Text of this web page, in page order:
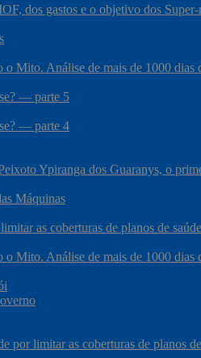
dos gastos e o objetivo dos
o Mito. Análise de mais de 1000
— parte 5
— parte 4
Ypiranga dos Guaranys, o
Máquinas
as coberturas de planos de
o Mito. Análise de mais de 1000
por limitar as coberturas de planos